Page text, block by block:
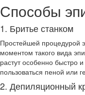
Способы
1. Бритье станком
Простейшей процедурой
моментом такого вида
растут особенно быстро
пользоваться пеной или
2. Депиляционный